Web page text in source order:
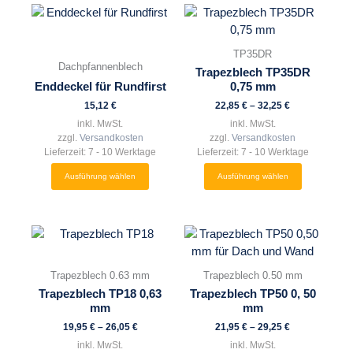
Dachpfannenblech
Enddeckel für Rundfirst
15,12 €
inkl. MwSt.
zzgl. Versandkosten
Lieferzeit:7 - 10 Werktage
Ausführung wählen
Dieses
mehrere
Varianten
Optionen
können
auf
der
werden
TP35DR
Trapezblech TP35DR
0,75 mm
22,85€ –32,25€
inkl. MwSt.
zzgl.Versandkosten
Lieferzeit: 7 - 10 Werktage
Ausführung wählen
Dieses
Produkt
Varianten
Optionen
können
auf
der
werden
Trapezblech 0.63 mm
Trapezblech TP18 0,63
mm
19,95 €– 26,05 €
inkl. MwSt.
Dieses
Varianten
Trapezblech 0.50 mm
Trapezblech TP50 0, 50
mm
21,95€ –29,25€
inkl. MwSt.
Dieses
Produkt
Varianten